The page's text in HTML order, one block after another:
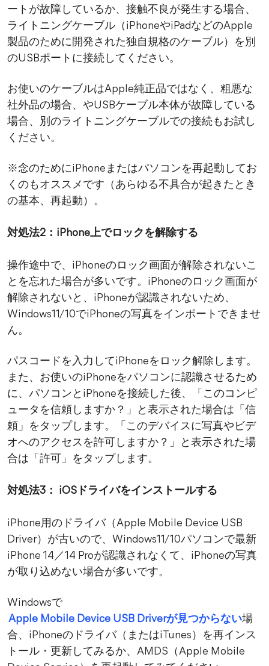
ートが故障しているか、接触不良が発生する場合、
ライトニングケーブル（iPhoneやiPadなどのApple
製品のために開発された独自規格のケーブル）を別
のUSBポートに接続してください。
お使いのケーブルはApple純正品ではなく、粗悪な
社外品の場合、やUSBケーブル本体が故障している
場合、別のライトニングケーブルでの接続もお試し
ください。
※念のためにiPhoneまたはパソコンを再起動してお
くのもオススメです（あらゆる不具合が起きたとき
の基本、再起動）。
対処法2：iPhone上でロックを解除する
操作途中で、iPhoneのロック画面が解除されないこ
とを忘れた場合が多いです。iPhoneのロック画面が
解除されないと、iPhoneが認識されないため、
Windows11/10でiPhoneの写真をインポートできませ
ん。
パスコードを入力してiPhoneをロック解除します。
また、お使いのiPhoneをパソコンに認識させるため
に、パソコンとiPhoneを接続した後、「このコンピ
ュータを信頼しますか？」と表示された場合は「信
頼」をタップします。「このデバイスに写真やビデ
オへのアクセスを許可しますか？」と表示された場
合は「許可」をタップします。
対処法3： iOSドライバをインストールする
iPhone用のドライバ（Apple Mobile Device USB
Driver）が古いので、Windows11/10パソコンで最新
iPhone 14／14 Proが認識されなくて、iPhoneの写真
が取り込めない場合が多いです。
Windowsで
Apple Mobile Device USB Driverが見つからない場
合、iPhoneのドライバ（またはiTunes）を再インス
トール・更新してみるか、AMDS（Apple Mobile